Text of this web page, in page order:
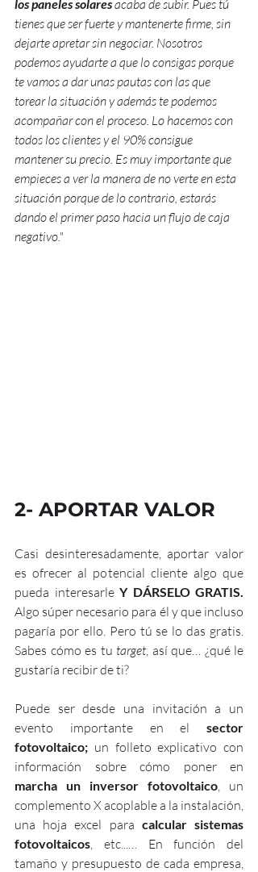
los paneles solares acaba de subir. Pues tú
tienes que ser fuerte y mantenerte firme, sin
dejarte apretar sin negociar. Nosotros
podemos ayudarte a que lo consigas porque
te vamos a dar unas pautas con las que
torear la situación y además te podemos
acompañar con el proceso. Lo hacemos con
todos los clientes y el 90% consigue
mantener su precio. Es muy importante que
empieces a ver la manera de no verte en esta
situación porque de lo contrario, estarás
dando el primer paso hacia un flujo de caja
negativo."
2- APORTAR VALOR
Casi desinteresadamente, aportar valor
es ofrecer al potencial cliente algo que
pueda interesarle Y DÁRSELO GRATIS.
Algo súper necesario para él y que incluso
pagaría por ello. Pero tú se lo das gratis.
Sabes cómo es tu target, así que… ¿qué le
gustaría recibir de ti?
Puede ser desde una invitación a un
evento importante en el sector
fotovoltaico; un folleto explicativo con
marcha un inversor fotovoltaico , un
complemento X acoplable a la instalación,
una hoja excel para calcular sistemas
fotovoltaicos , etc...… En función del
tamaño y presupuesto de cada empresa,